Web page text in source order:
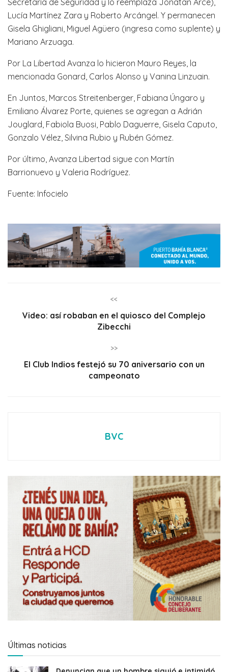
Lucía Martínez Zara y Roberto Arcángel. Y permanecen
Gisela Ghigliani, Miguel Agüero (ingresa como suplente) y
Mariano Arzuaga.
Por La Libertad Avanza lo hicieron Mauro Reyes, la
mencionada Gonard, Carlos Alonso y Vanina Linzuain.
En Juntos, Marcos Streitenberger, Fabiana Úngaro y
Emiliano Álvarez Porte, quienes se agregan a Adrián
Jouglard, Fabiola Buosi, Pablo Daguerre, Gisela Caputo,
Gonzalo Vélez, Silvina Rubio y Rubén Gómez.
Por último, Avanza Libertad sigue con Martín
Barrionuevo y Valeria Rodríguez.
Fuente: Infocielo
<<
Video: así robaban en el quiosco del Complejo
Zibecchi
>>
El Club Indios festejó su 70 aniversario con un
campeonato
BVC
Últimas noticias